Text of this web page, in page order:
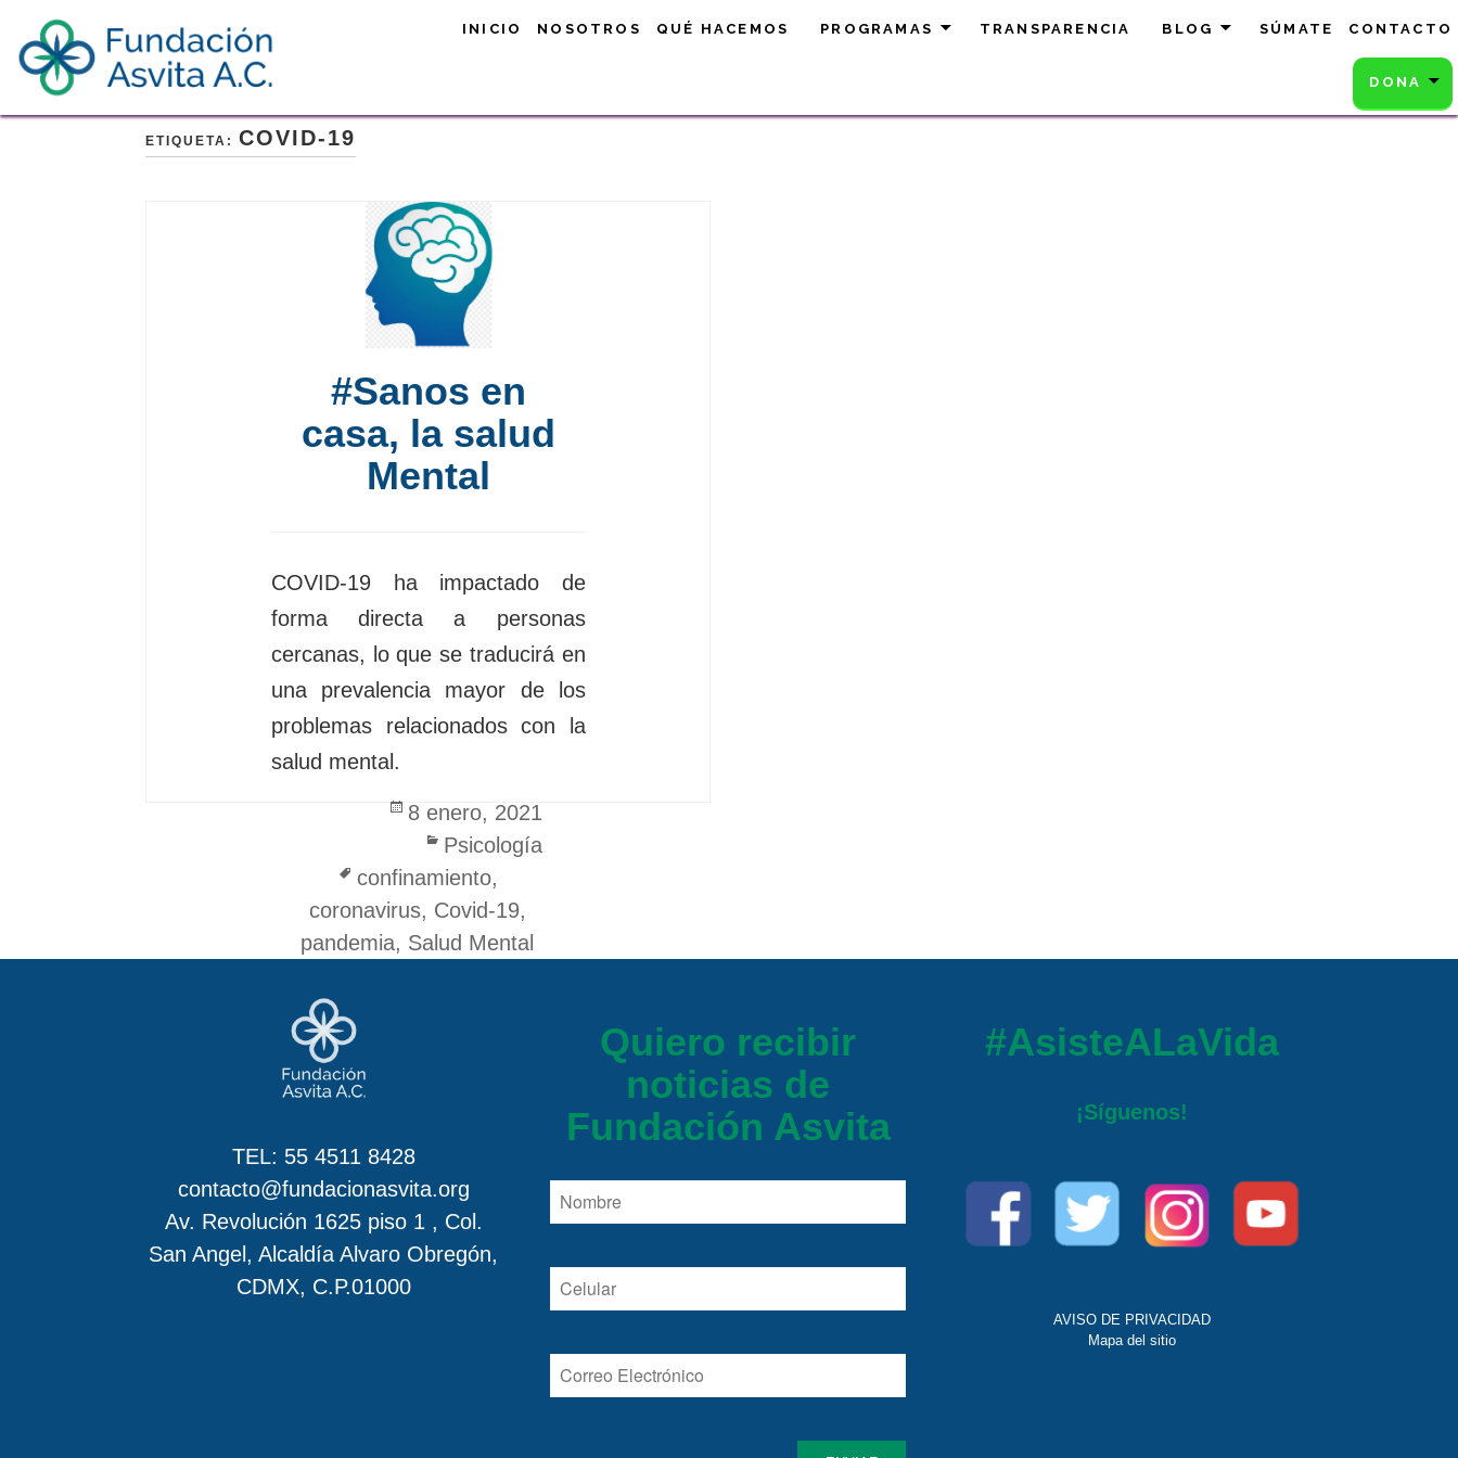
content
INICIO NOSOTROS QUÉ HACEMOS PROGRAMAS TRANSPARENCIA BLOG SÚMATE CONTACTO
DONA
ETIQUETA:COVID-19
#Sanos en
casa, la salud
Mental
COVID-19 ha impactado de
forma directa a personas
cercanas, lo que se traducirá en
una prevalencia mayor de los
problemas relacionados con la
salud mental.
Posted
on
8 enero, 2021
Categories
Psicología
Tags
confinamiento,
coronavirus, Covid-19,
pandemia, Salud Mental
TEL: 55 4511 8428
contacto@fundacionasvita.org
Av. Revolución 1625 piso 1 , Col.
San Angel, Alcaldía Alvaro Obregón,
CDMX, C.P.01000
Quiero recibir
noticias de
Fundación Asvita
#AsisteALaVida
¡Síguenos!
AVISO DE PRIVACIDAD
Mapa del sitio